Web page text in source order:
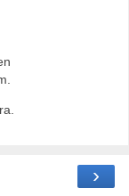
›